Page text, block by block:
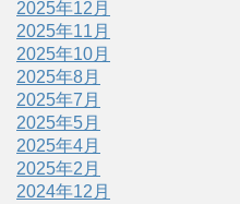
2025年12月
2025年11月
2025年10月
2025年8月
2025年7月
2025年5月
2025年4月
2025年2月
2024年12月